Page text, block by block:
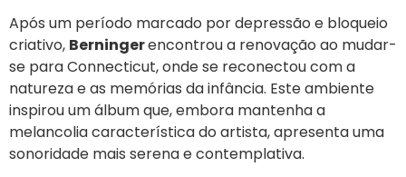
Após um período marcado por depressão e bloqueio
criativo, Berningerencontrou a renovação ao mudar-
se para Connecticut, onde se reconectou com a
natureza e as memórias da infância. Este ambiente
inspirou um álbum que, embora mantenha a
melancolia característica do artista, apresenta uma
sonoridade mais serena e contemplativa.